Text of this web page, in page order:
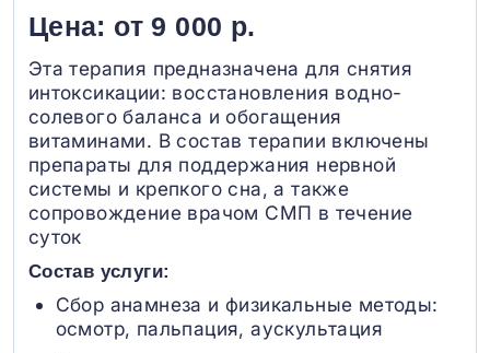
Цена: от 9 000 р.
Эта терапия предназначена для снятия
интоксикации: восстановления водно-
солевого баланса и обогащения
витаминами. В состав терапии включены
препараты для поддержания нервной
системы и крепкого сна, а также
сопровождение врачом СМП в течение
суток
Состав услуги:
Сбор анамнеза и физикальные методы:
осмотр, пальпация, аускультация